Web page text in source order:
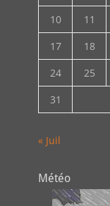
10
11
17
18
24
25
31
« Juil
Météo